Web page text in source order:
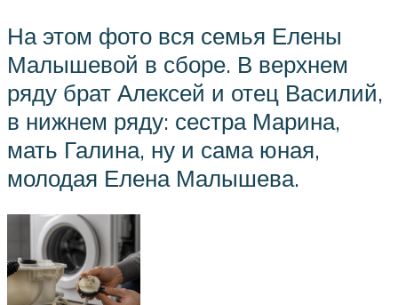
На этом фото вся семья Елены
Малышевой в сборе. В верхнем
ряду брат Алексей и отец Василий,
в нижнем ряду: сестра Марина,
мать Галина, ну и сама юная,
молодая Елена Малышева.